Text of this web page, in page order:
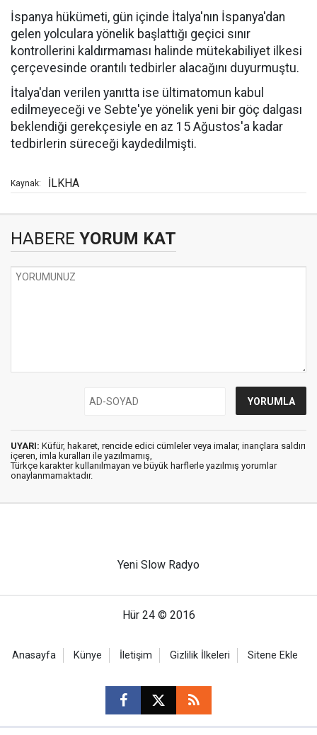
İspanya hükümeti, gün içinde İtalya'nın İspanya'dan
gelen yolculara yönelik başlattığı geçici sınır
kontrollerini kaldırmaması halinde mütekabiliyet ilkesi
çerçevesinde orantılı tedbirler alacağını duyurmuştu.
İtalya'dan verilen yanıtta ise ültimatomun kabul
edilmeyeceği ve Sebte'ye yönelik yeni bir göç dalgası
beklendiği gerekçesiyle en az 15 Ağustos'a kadar
tedbirlerin süreceği kaydedilmişti.
Kaynak: İLKHA
HABERE YORUM KAT
UYARI: Küfür, hakaret, rencide edici cümleler veya imalar, inançlara saldırı
içeren, imla kuralları ile yazılmamış,
Türkçe karakter kullanılmayan ve büyük harflerle yazılmış yorumlar
onaylanmamaktadır.
Yeni Slow Radyo
Hür 24 © 2016
Anasayfa Künye İletişim Gizlilik İlkeleri Sitene Ekle